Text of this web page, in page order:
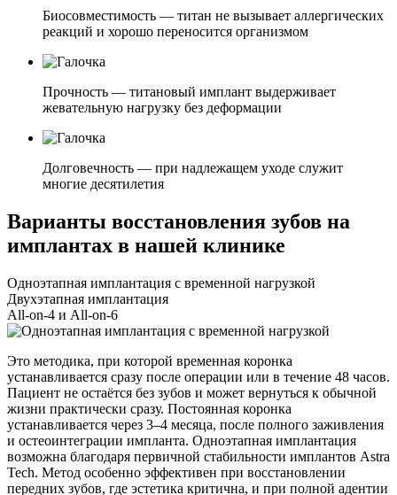
Биосовместимость — титан не вызывает аллергических
реакций и хорошо переносится организмом
Прочность — титановый имплант выдерживает
жевательную нагрузку без деформации
Долговечность — при надлежащем уходе служит
многие десятилетия
Варианты восстановления зубов на
имплантах в нашей клинике
Одноэтапная имплантация с временной нагрузкой
Двухэтапная имплантация
All-on-4 и All-on-6
Это методика, при которой временная коронка
устанавливается сразу после операции или в течение 48 часов.
Пациент не остаётся без зубов и может вернуться к обычной
жизни практически сразу. Постоянная коронка
устанавливается через 3–4 месяца, после полного заживления
и остеоинтеграции импланта. Одноэтапная имплантация
возможна благодаря первичной стабильности имплантов Astra
Tech. Метод особенно эффективен при восстановлении
передних зубов, где эстетика критична, и при полной адентии